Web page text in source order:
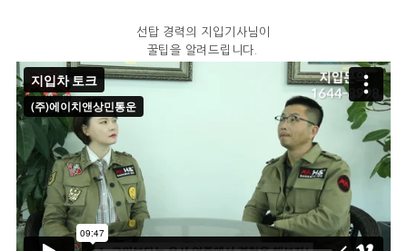
선탑 경력의 지입기사님이
꿀팁을 알려드립니다.